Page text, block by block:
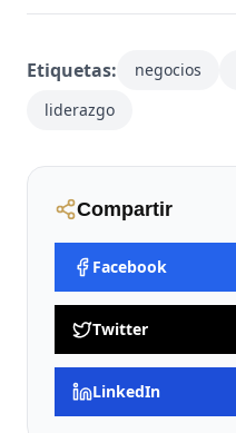
Compartir
Facebook
Twitter
LinkedIn
Etiquetas: negocios
liderazgo